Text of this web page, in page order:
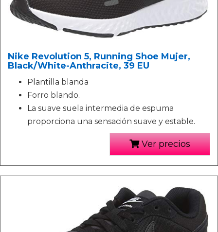
Nike Revolution 5, Running Shoe Mujer,
Black/White-Anthracite, 39 EU
Plantilla blanda
Forro blando.
La suave suela intermedia de espuma
proporciona una sensación suave y estable.
Ver precios